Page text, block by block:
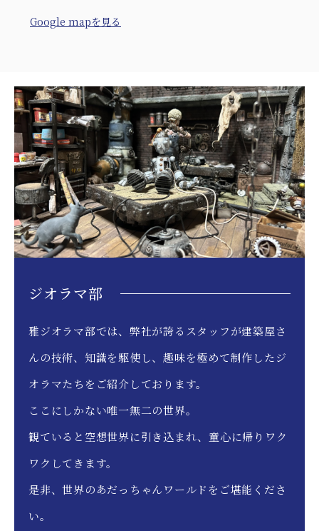
Google mapを見る
ジオラマ部
雅ジオラマ部では、弊社が誇るスタッフが建築屋さ
んの技術、知識を駆使し、趣味を極めて制作したジ
オラマたちをご紹介しております。
ここにしかない唯一無二の世界。
観ていると空想世界に引き込まれ、童心に帰りワク
ワクしてきます。
是非、世界のあだっちゃんワールドをご堪能くださ
い。